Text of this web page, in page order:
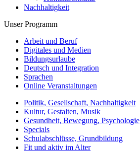
Nachhaltigkeit
Unser Programm
Arbeit und Beruf
Digitales und Medien
Bildungsurlaube
Deutsch und Integration
Sprachen
Online Veranstaltungen
Politik, Gesellschaft, Nachhaltigkeit
Kultur, Gestalten, Musik
Gesundheit, Bewegung, Psychologie
Specials
Schulabschlüsse, Grundbildung
Fit und aktiv im Alter